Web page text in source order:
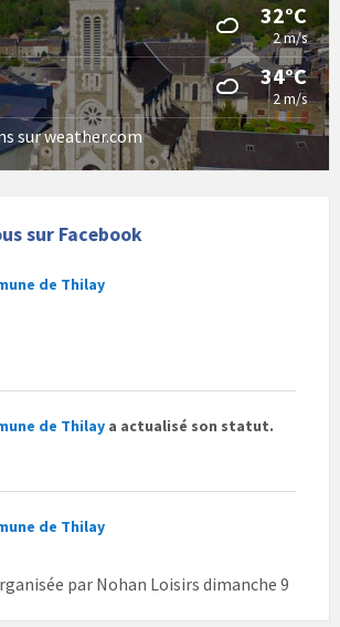
32°C
2 m/s
34°C
2 m/s
sur weather.com
sur Facebook
de Thilay
de Thilay a actualisé son statut.
de Thilay
par Nohan Loisirs dimanche 9